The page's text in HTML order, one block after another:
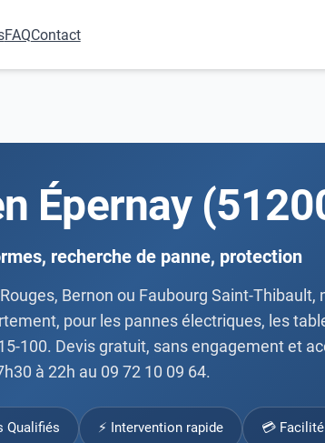
FAQContact
Épernay
recherche de panne, protection
Bernon ou Faubourg Saint-
pour les pannes électriques, les
100. Devis gratuit, sans engagement et
à 22h au 09 72 10 09 64.
⚡ Intervention rapide 💳